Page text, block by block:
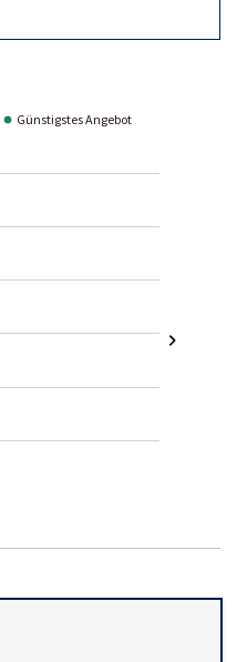
Günstigstes Angebot